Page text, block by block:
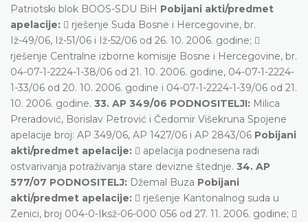
Patriotski blok BOOS-SDU BiH Pobijani akti/predmet
apelacije:  rješenje Suda Bosne i Hercegovine, br.
Iž-49/06, Iž-51/06 i Iž-52/06 od 26. 10. 2006. godine; 
rješenje Centralne izborne komisije Bosne i Hercegovine, br.
04-07-1-2224-1-38/06 od 21. 10. 2006. godine, 04-07-1-2224-
1-33/06 od 20. 10. 2006. godine i 04-07-1-2224-1-39/06 od 21.
10. 2006. godine. 33. AP 349/06 PODNOSITELJI: Milica
Preradović, Borislav Petrović i Čedomir Višekruna Spojene
apelacije broj: AP 349/06, AP 1427/06 i AP 2843/06 Pobijani
akti/predmet apelacije:  apelacija podnesena radi
ostvarivanja potraživanja stare devizne štednje. 34. AP
577/07 PODNOSITELJ: Džemal Buza Pobijani
akti/predmet apelacije:  rješenje Kantonalnog suda u
Zenici, broj 004-0-Iksž-06-000 056 od 27. 11. 2006. godine; 